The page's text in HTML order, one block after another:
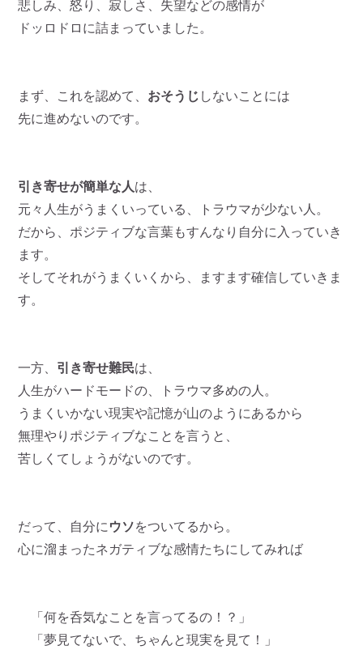
悲しみ、怒り、寂しさ、失望などの感情が
ドッロドロに詰まっていました。
まず、これを認めて、 おそうじ しないことには
先に進めないのです。
引き寄せが簡単な人は、
元々人生がうまくいっている、トラウマが少ない人。
だから、ポジティブな言葉もすんなり自分に入っていき
ます。
そしてそれがうまくいくから、ますます確信していきま
す。
一方、 引き寄せ難民は、
人生がハードモードの、トラウマ多めの人。
うまくいかない現実や記憶が山のようにあるから
無理やりポジティブなことを言うと、
苦しくてしょうがないのです。
だって、自分に ウソをついてるから。
心に溜まったネガティブな感情たちにしてみれば
「何を呑気なことを言ってるの！？」
「夢見てないで、ちゃんと現実を見て！」